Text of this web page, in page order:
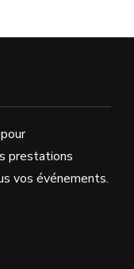
prestations
vos événements.